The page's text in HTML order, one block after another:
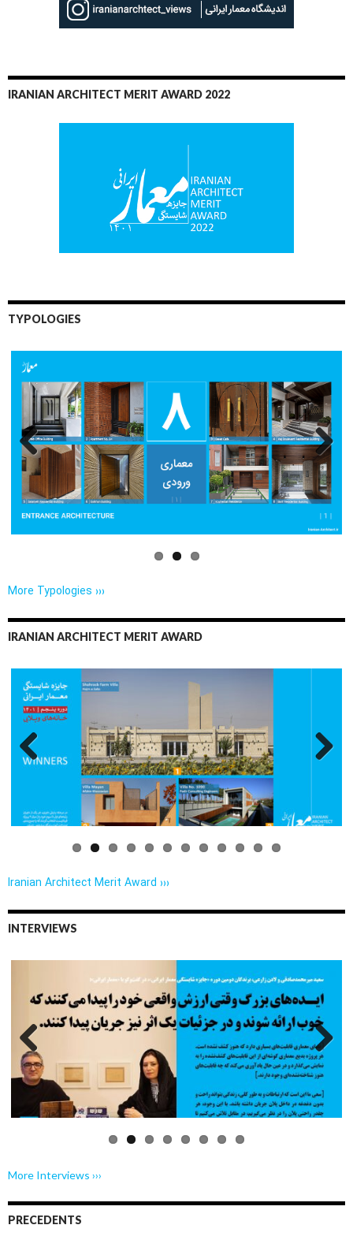
IRANIAN ARCHITECT MERIT AWARD 2022
TYPOLOGIES
Previo
us
Next
More Typologies ›››
IRANIAN ARCHITECT MERIT AWARD
Previo
Iranian Architect Merit Award ›››
INTERVIEWS
Previo
us
Next
More Interviews ›››
PRECEDENTS